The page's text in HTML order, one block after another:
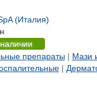
(Италия)
препараты| Мази
|